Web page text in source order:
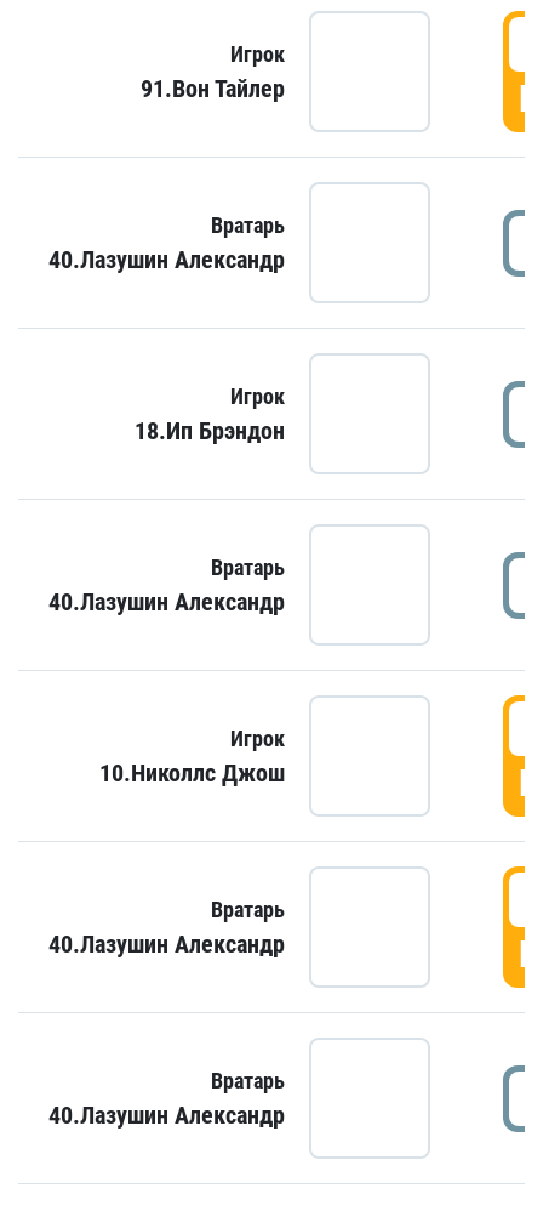
Игрок
91.Вон Тайлер
Вратарь
40.Лазушин Александр
Игрок
18.Ип Брэндон
Вратарь
40.Лазушин Александр
Игрок
10.Николлс Джош
Вратарь
40.Лазушин Александр
Вратарь
40.Лазушин Александр